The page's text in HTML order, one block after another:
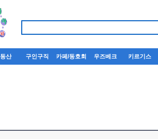
산 구인구직 카페/동호회 우즈베크 키르기스